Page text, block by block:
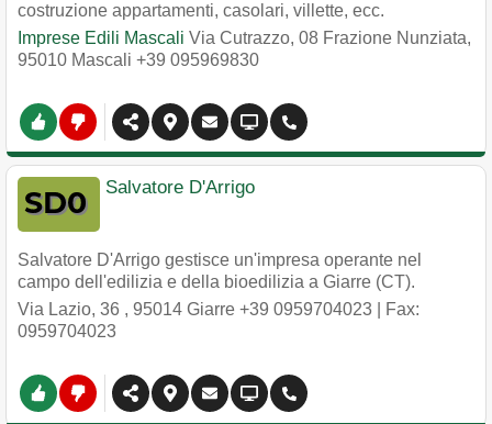
costruzione appartamenti, casolari, villette, ecc.
Imprese Edili Mascali Via Cutrazzo, 08 Frazione Nunziata,
95010 Mascali +39 095969830
Salvatore D'Arrigo
Salvatore D'Arrigo gestisce un'impresa operante nel
campo dell'edilizia e della bioedilizia a Giarre (CT).
Via Lazio, 36 , 95014 Giarre +39 0959704023 | Fax:
0959704023